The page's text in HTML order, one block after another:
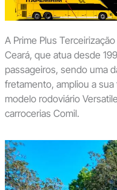
A Prime Plus
Ceará, que atua desde
passageiros, sendo uma
fretamento, ampliou a
modelo rodoviário
carrocerias Comil.